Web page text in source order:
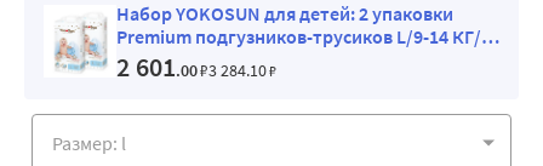
Набор YOKOSUN для детей: 2 упаковки
Premium подгузников-трусиков L/9-14 КГ/
44 ШТ.
2 601.00₽3 284.10₽